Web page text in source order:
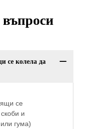
въпроси
се колела да
се
и
гума)